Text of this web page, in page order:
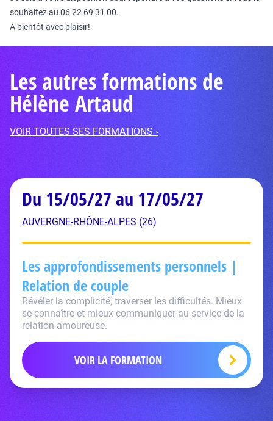
souhaitez au 06 22 69 31 00.
A bientôt avec plaisir!
Les autres formations de
Hélène Artaud
VOIR TOUTES SES FORMATIONS ›
Du 15/05/27 au 17/05/27
AUVERGNE-RHÔNE-ALPES (26)
Les approfondissements personnels |
Relation de couple
Révéler la complicité, traverser les difficultés. Mieux
se connaître et mieux communiquer au service de la
relation amoureuse.
VOIR LA FORMATION